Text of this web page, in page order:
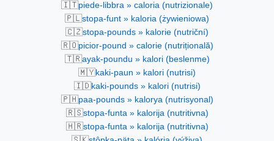
🇮🇹piede-libbra » caloria (nutrizionale)
🇵🇱stopa-funt » kaloria (żywieniowa)
🇨🇿stopa-pounds » kalorie (nutriční)
🇷🇴picior-pound » calorie (nutrițională)
🇹🇷ayak-poundu » kalori (beslenme)
🇲🇾kaki-paun » kalori (nutrisi)
🇮🇩kaki-pounds » kalori (nutrisi)
🇵🇭paa-pounds » kalorya (nutrisyonal)
🇷🇸stopa-funta » kalorija (nutritivna)
🇭🇷stopa-funta » kalorija (nutritivna)